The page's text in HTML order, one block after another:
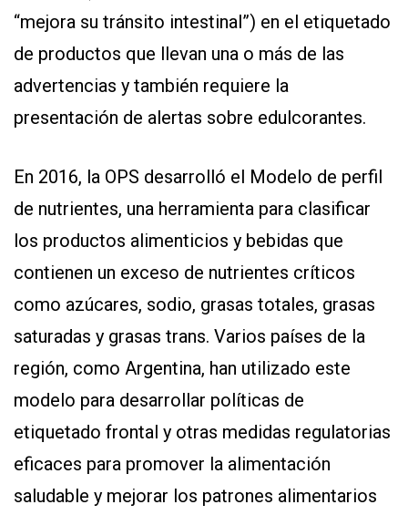
“mejora su tránsito intestinal”) en el etiquetado
de productos que llevan una o más de las
advertencias y también requiere la
presentación de alertas sobre edulcorantes.
En 2016, la OPS desarrolló el Modelo de perfil
de nutrientes, una herramienta para clasificar
los productos alimenticios y bebidas que
contienen un exceso de nutrientes críticos
como azúcares, sodio, grasas totales, grasas
saturadas y grasas trans. Varios países de la
región, como Argentina, han utilizado este
modelo para desarrollar políticas de
etiquetado frontal y otras medidas regulatorias
eficaces para promover la alimentación
saludable y mejorar los patrones alimentarios